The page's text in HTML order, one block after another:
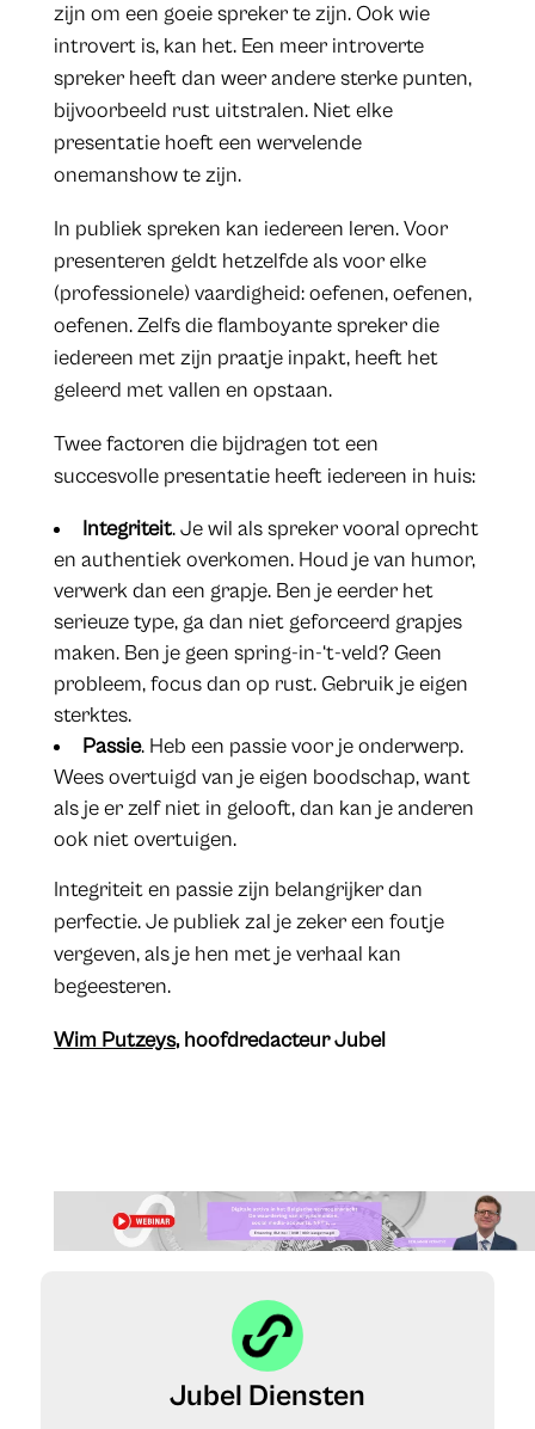
zijn om een goeie spreker te zijn. Ook wie
introvert is, kan het. Een meer introverte
spreker heeft dan weer andere sterke punten,
bijvoorbeeld rust uitstralen. Niet elke
presentatie hoeft een wervelende
onemanshow te zijn.
In publiek spreken kan iedereen leren. Voor
presenteren geldt hetzelfde als voor elke
(professionele) vaardigheid: oefenen, oefenen,
oefenen. Zelfs die flamboyante spreker die
iedereen met zijn praatje inpakt, heeft het
geleerd met vallen en opstaan.
Twee factoren die bijdragen tot een
succesvolle presentatie heeft iedereen in huis:
Integriteit. Je wil als spreker vooral oprecht
en authentiek overkomen. Houd je van humor,
verwerk dan een grapje. Ben je eerder het
serieuze type, ga dan niet geforceerd grapjes
maken. Ben je geen spring-in-‘t-veld? Geen
probleem, focus dan op rust. Gebruik je eigen
sterktes.
Passie. Heb een passie voor je onderwerp.
Wees overtuigd van je eigen boodschap, want
als je er zelf niet in gelooft, dan kan je anderen
ook niet overtuigen.
Integriteit en passie zijn belangrijker dan
perfectie. Je publiek zal je zeker een foutje
vergeven, als je hen met je verhaal kan
begeesteren.
Wim Putzeys, hoofdredacteur Jubel
Jubel Diensten